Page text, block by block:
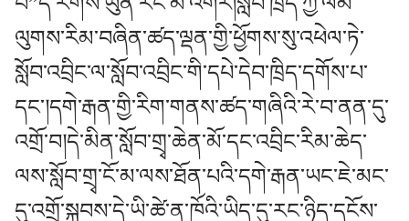
ལུགས་རིམ་བཞིན་ཚད་ལྡན་གྱི་ཕྱོགས་སུ་འཕེལ་ཏེ་
སློབ་འབྲིང་ལ་སློབ་འབྲིང་གི་དཔེ་དེབ་ཁྲིད་དགོས་པ་
དང་།དགེ་རྒན་གྱི་རིག་གནས་ཚད་གཞིའི་རེ་བ་ནན་དུ་
འགྲོ་བ།དེ་མིན་སློབ་གྲྭ་ཆེན་མོ་དང་འབྲིང་རིམ་ཆེད་
ལས་སློབ་གྲྭ་ངོ་མ་ལས་ཐོན་པའི་དགེ་རྒན་ཡང་ཇེ་མང་
དུ་འགྲོ་སྐབས་དེ་ཡི་ཚེ་ན་ཁོའི་ཡིད་དུ་རང་ཉིད་དངོས་